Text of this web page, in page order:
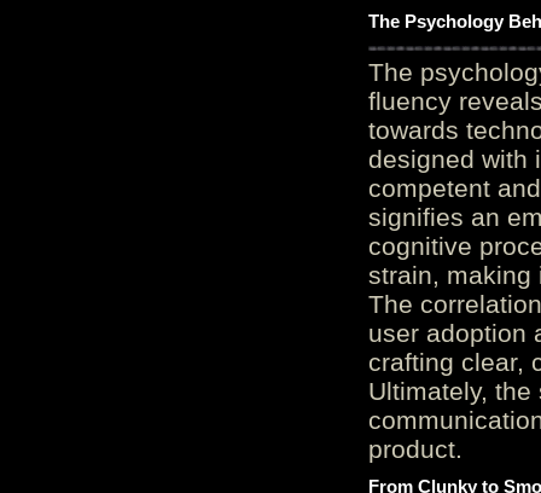
The Psychology
The
fluency
towards
designed with
competent
signifies an
cognitive
strain, making
The
user adoption
crafting clear,
Ultimately,
product.
From Clunky to